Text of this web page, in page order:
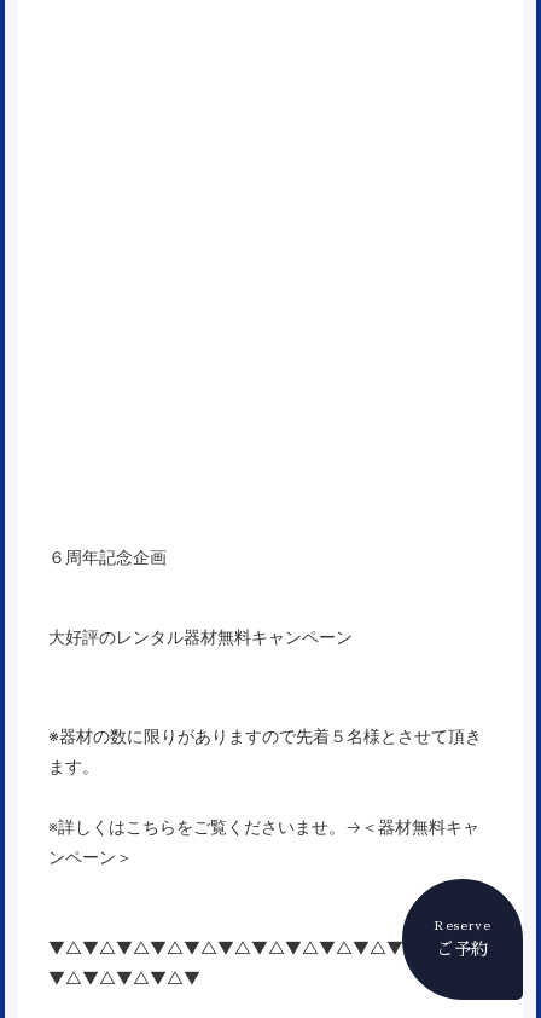
Reserve
ご予約
６周年記念企画
大好評のレンタル器材無料キャンペーン
※器材の数に限りがありますので先着５名様とさせて頂き
ます。
※詳しくはこちらをご覧くださいませ。→ ＜器材無料キャ
ンペーン＞
▼△▼△▼△▼△▼△▼△▼△▼△▼△▼△▼△▼△▼△
▼△▼△▼△▼△▼